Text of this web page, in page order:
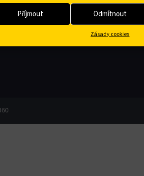
Příjmout Odmítnout
Zásady cookies
Zásady cookies
Nejčastější dotazy